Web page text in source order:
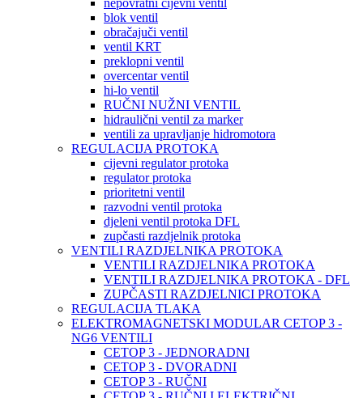
nepovratni cijevni ventil
blok ventil
obračajuči ventil
ventil KRT
preklopni ventil
overcentar ventil
hi-lo ventil
RUČNI NUŽNI VENTIL
hidraulični ventil za marker
ventili za upravljanje hidromotora
REGULACIJA PROTOKA
cijevni regulator protoka
regulator protoka
prioritetni ventil
razvodni ventil protoka
djeleni ventil protoka DFL
zupčasti razdjelnik protoka
VENTILI RAZDJELNIKA PROTOKA
VENTILI RAZDJELNIKA PROTOKA
VENTILI RAZDJELNIKA PROTOKA - DFL
ZUPČASTI RAZDJELNICI PROTOKA
REGULACIJA TLAKA
ELEKTROMAGNETSKI MODULAR CETOP 3 -
NG6 VENTILI
CETOP 3 - JEDNORADNI
CETOP 3 - DVORADNI
CETOP 3 - RUČNI